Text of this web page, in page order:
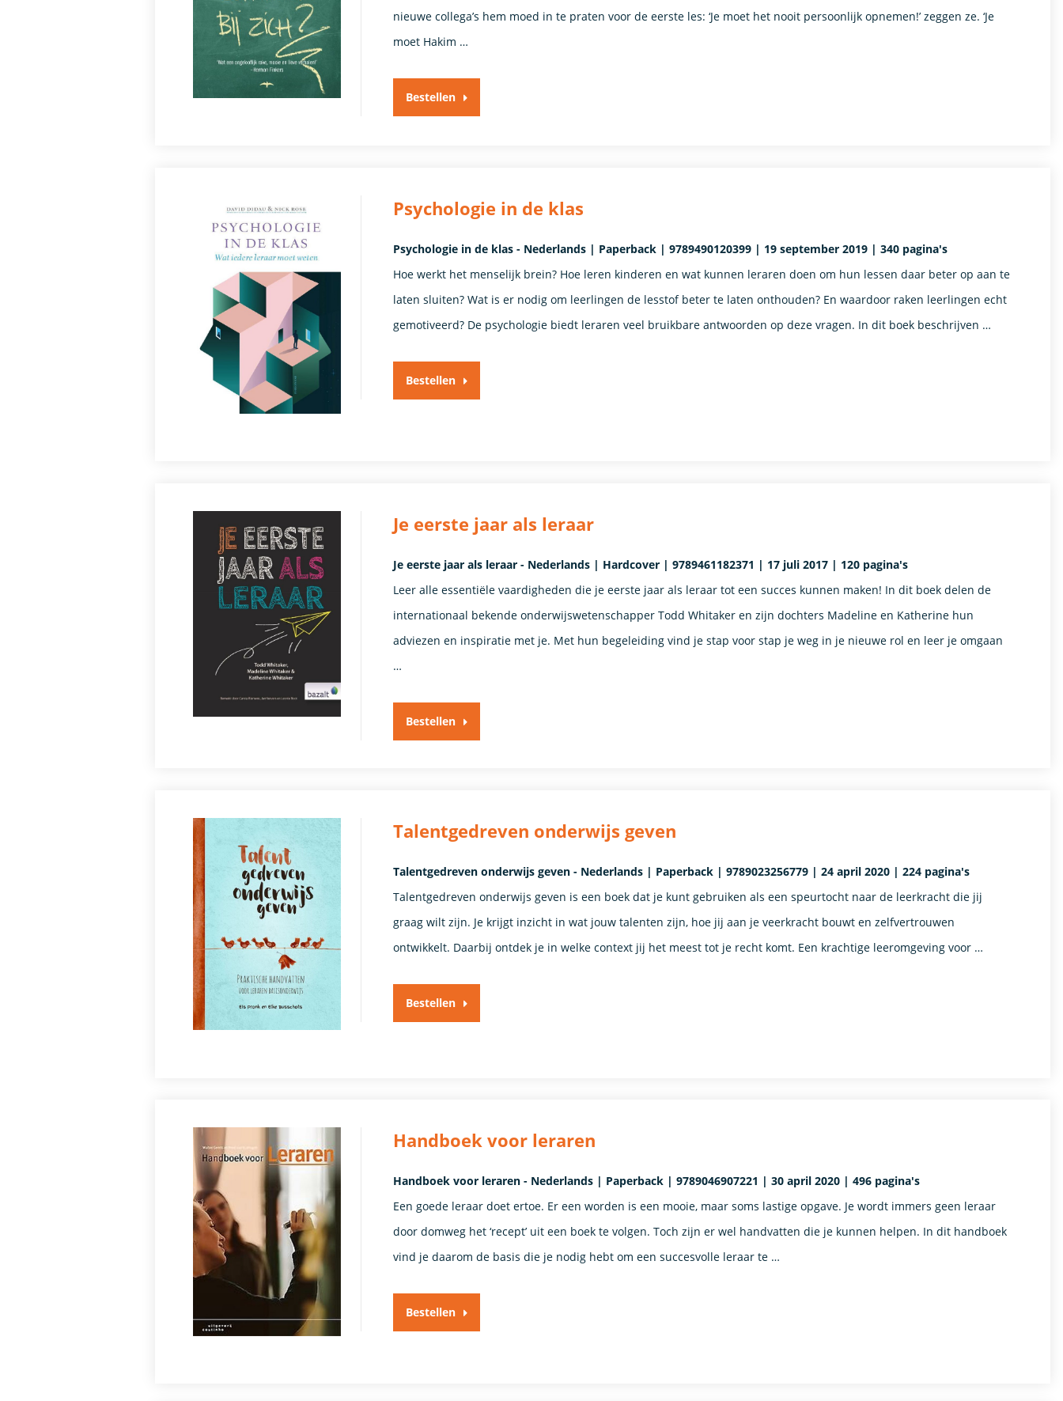
nieuwe collega’s hem moed in te praten voor de eerste les: ‘Je moet het nooit persoonlijk opnemen!’ zeggen ze. ‘Je
moet Hakim …
Bestellen
Psychologie in de klas
Psychologie in de klas - Nederlands | Paperback | 9789490120399 | 19 september 2019 | 340 pagina's
Hoe werkt het menselijk brein? Hoe leren kinderen en wat kunnen leraren doen om hun lessen daar beter op aan te
laten sluiten? Wat is er nodig om leerlingen de lesstof beter te laten onthouden? En waardoor raken leerlingen echt
gemotiveerd? De psychologie biedt leraren veel bruikbare antwoorden op deze vragen. In dit boek beschrijven …
Bestellen
Je eerste jaar als leraar
Je eerste jaar als leraar - Nederlands | Hardcover | 9789461182371 | 17 juli 2017 | 120 pagina's
Leer alle essentiële vaardigheden die je eerste jaar als leraar tot een succes kunnen maken! In dit boek delen de
internationaal bekende onderwijswetenschapper Todd Whitaker en zijn dochters Madeline en Katherine hun
adviezen en inspiratie met je. Met hun begeleiding vind je stap voor stap je weg in je nieuwe rol en leer je omgaan
…
Bestellen
Talentgedreven onderwijs geven
Talentgedreven onderwijs geven - Nederlands | Paperback | 9789023256779 | 24 april 2020 | 224 pagina's
Talentgedreven onderwijs geven is een boek dat je kunt gebruiken als een speurtocht naar de leerkracht die jij
graag wilt zijn. Je krijgt inzicht in wat jouw talenten zijn, hoe jij aan je veerkracht bouwt en zelfvertrouwen
ontwikkelt. Daarbij ontdek je in welke context jij het meest tot je recht komt. Een krachtige leeromgeving voor …
Bestellen
Handboek voor leraren
Handboek voor leraren - Nederlands | Paperback | 9789046907221 | 30 april 2020 | 496 pagina's
Een goede leraar doet ertoe. Er een worden is een mooie, maar soms lastige opgave. Je wordt immers geen leraar
door domweg het ‘recept’ uit een boek te volgen. Toch zijn er wel handvatten die je kunnen helpen. In dit handboek
vind je daarom de basis die je nodig hebt om een succesvolle leraar te …
Bestellen